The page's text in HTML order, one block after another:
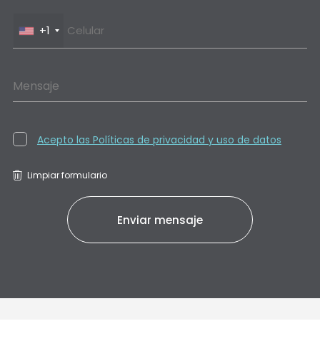
+1
Mensaje
Acepto las Políticas de privacidad y uso de datos
Limpiar formulario